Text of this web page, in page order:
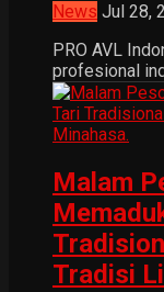
News Jul 28,
PRO AVL
profesional
Malam
Tradisi